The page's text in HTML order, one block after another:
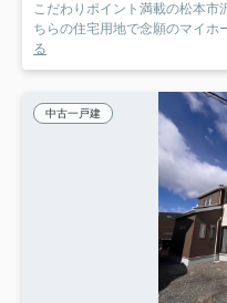
こだわりポイント満載の松本
ちらの住宅用地で念願のマイホ
る
中古一戸建